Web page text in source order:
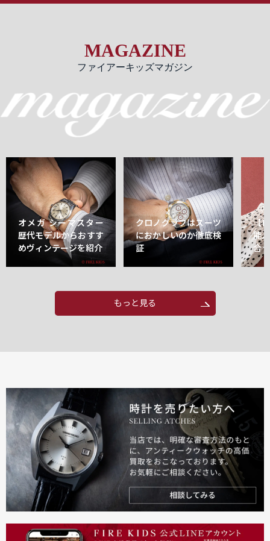
MAGAZINE
ファイアーキッズマガジン
オメガ シーマスター
歴代モデルからおすす
めヴィンテージを紹介
クロノグラフはスーツ
におかしいのか徹底検
証
【
能
合
もっと見る